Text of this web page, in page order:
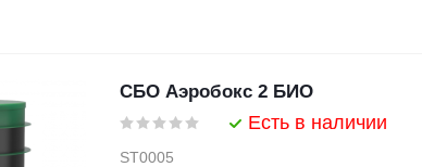
СБО Аэробокс 2 БИО
Есть в наличии
ST0005